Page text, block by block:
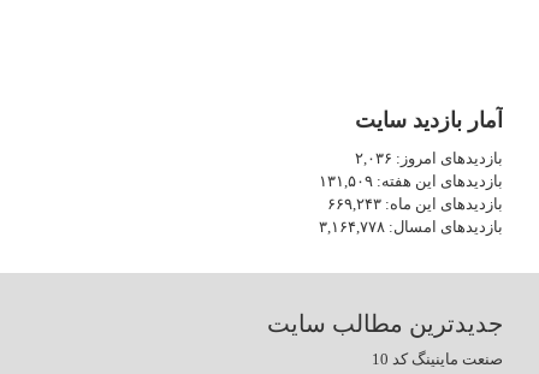
آمار بازدید سایت
بازدیدهای امروز: ۲,۰۳۶
بازدیدهای این هفته: ۱۳۱,۵۰۹
بازدیدهای این ماه: ۶۶۹,۲۴۳
بازدیدهای امسال: ۳,۱۶۴,۷۷۸
جدیدترین مطالب سایت
صنعت ماینینگ کد 10